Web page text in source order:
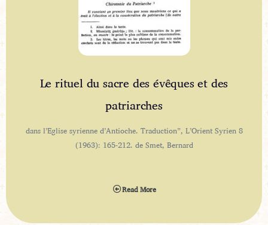
Le rituel du sacre des évêques et des
patriarches
dans l’Eglise syrienne d’Antioche. Traduction”, L’Orient Syrien 8
(1963): 165-212. de Smet, Bernard
Read More